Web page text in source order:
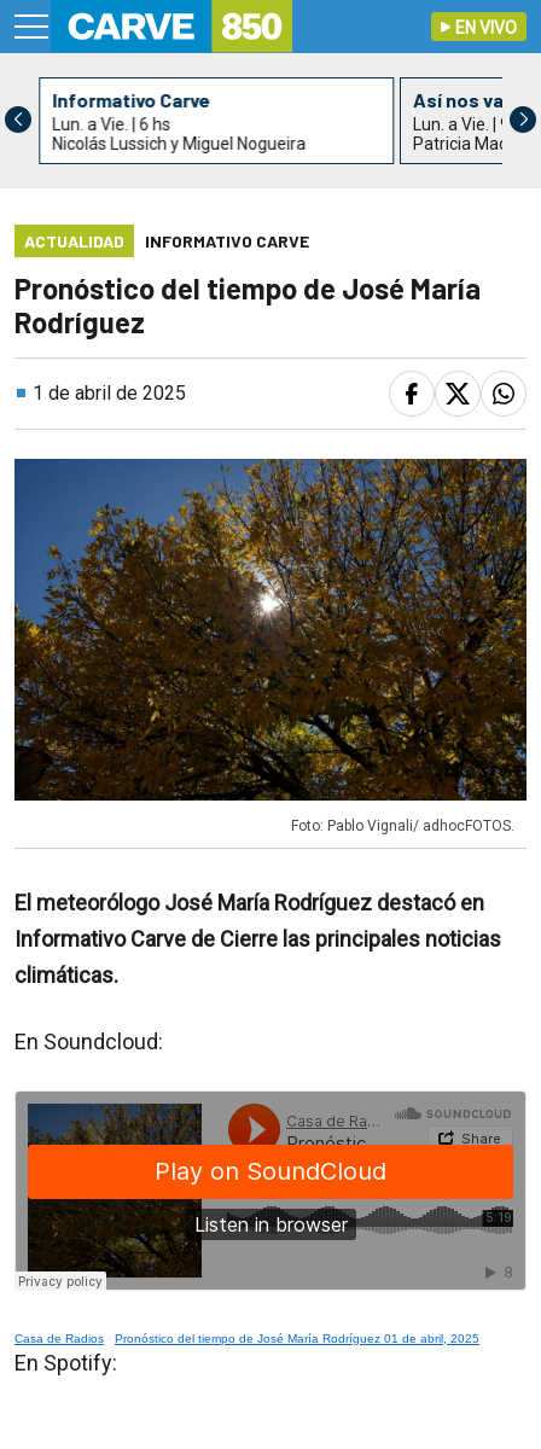
EN VIVO
Informativo Carve
Lun. a Vie. | 6 hs
Nicolás Lussich y Miguel Nogueira
Así nos va
Lun. a Vie. | 9 hs
Patricia Madrid
ACTUALIDAD INFORMATIVO CARVE
Pronóstico del tiempo de José María
Rodríguez
1 de abril de 2025
Foto: Pablo Vignali/ adhocFOTOS.
El meteorólogo José María Rodríguez destacó en
Informativo Carve de Cierre las principales noticias
climáticas.
En Soundcloud:
Casa de Radios · Pronóstico del tiempo de José María Rodríguez 01 de abril, 2025
En Spotify: